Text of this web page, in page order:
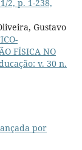
2, p. 1-238,
Gustavo
FÍSICA NO
v. 30 n.
por